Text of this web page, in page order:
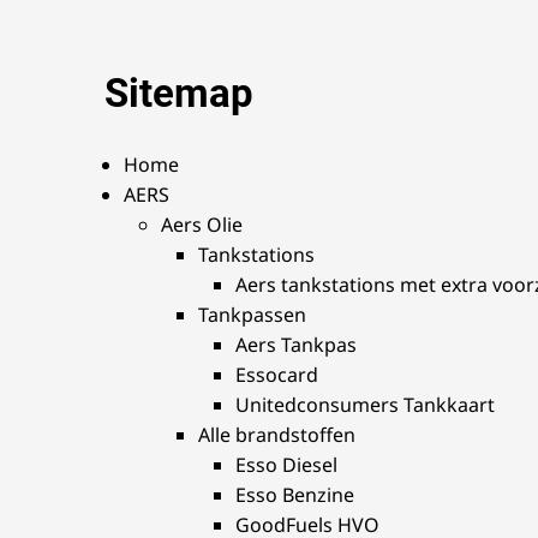
Sitemap
Home
AERS
Aers Olie
Tankstations
Aers tankstations met extra
Tankpassen
Aers Tankpas
Essocard
Unitedconsumers Tankkaart
Alle brandstoffen
Esso Diesel
Esso Benzine
GoodFuels HVO